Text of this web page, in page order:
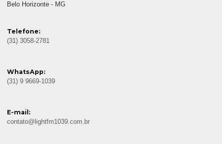
Belo Horizonte - MG
Telefone:
(31) 3058-2781
WhatsApp:
(31) 9 9669-1039
E-mail:
contato@lightfm1039.com.br